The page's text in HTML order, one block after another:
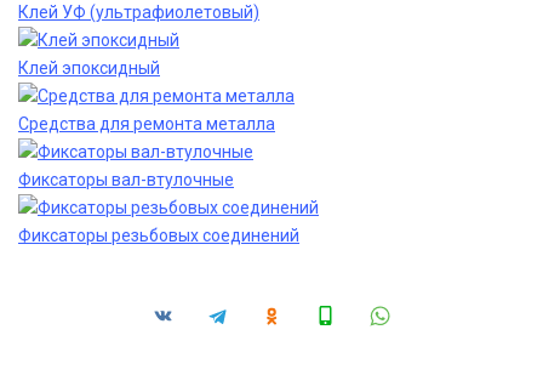
Клей УФ (ультрафиолетовый)
Клей эпоксидный
Средства для ремонта металла
Фиксаторы вал-втулочные
Фиксаторы резьбовых соединений